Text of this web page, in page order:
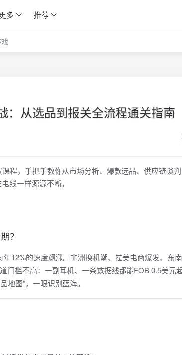
更多 推荐
戏
：从选品到报关全流程通关指南
程，手把手教你从市场分析、爆款选品、供应链谈
线一样源源不断。
？
12%的速度飙涨。非洲换机潮、拉美电商爆发、东南
门槛不高：一副耳机、一条数据线都能FOB 0.5美元
地图”，一眼识别蓝海。